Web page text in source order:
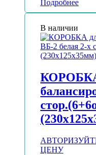
Подробнее
В наличии
КОРОБКА
ЦЕНУ